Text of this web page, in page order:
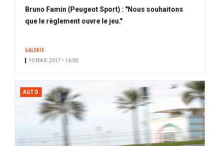
Bruno Famin (Peugeot Sport) : "Nous souhaitons
que le règlement ouvre le jeu."
GALERIE
10 MAR. 2017 • 16:00
AUTO